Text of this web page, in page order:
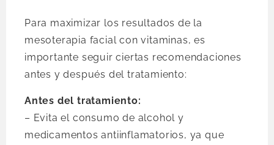
Para maximizar los resultados de la
mesoterapia facial con vitaminas, es
importante seguir ciertas recomendaciones
antes y después del tratamiento:
Antes del tratamiento:
– Evita el consumo de alcohol y
medicamentos antiinflamatorios, ya que